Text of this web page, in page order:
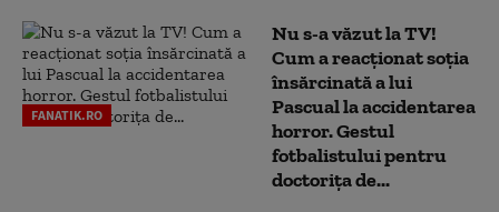
FANATIK.RO
Nu s-a văzut la TV!
Cum a reacţionat soţia
însărcinată a lui
Pascual la accidentarea
horror. Gestul
fotbalistului pentru
doctoriţa de...